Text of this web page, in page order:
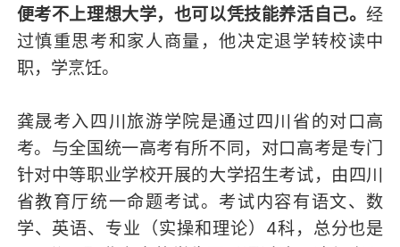
便考不上理想大学，也可以凭技能养活自己。经
过慎重思考和家人商量，他决定退学转校读中
职，学烹饪。
龚晟考入四川旅游学院是通过四川省的对口高
考。与全国统一高考有所不同，对口高考是专门
针对中等职业学校开展的大学招生考试，由四川
省教育厅统一命题考试。考试内容有语文、数
学、英语、专业（实操和理论）4科，总分也是